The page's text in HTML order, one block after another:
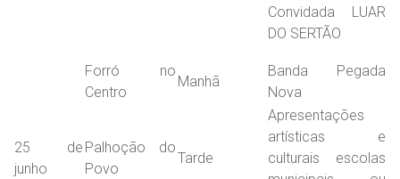
Convidada LUAR
DO SERTÃO
25 de
junho
Forró no
Centro
Manhã
Banda Pegada
Nova
Palhoção do
Povo
Tarde
Apresentações
artísticas e
culturais escolas